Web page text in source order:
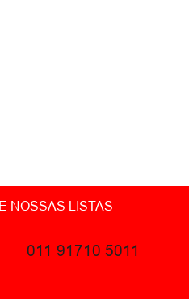
NOSSAS LISTAS
011 91710 5011